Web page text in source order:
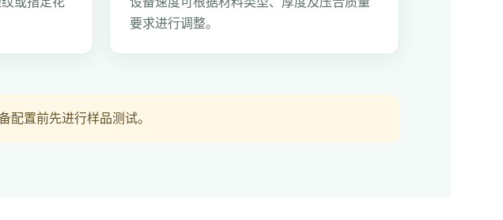
要求进行调整。
置前先进行样品测试。